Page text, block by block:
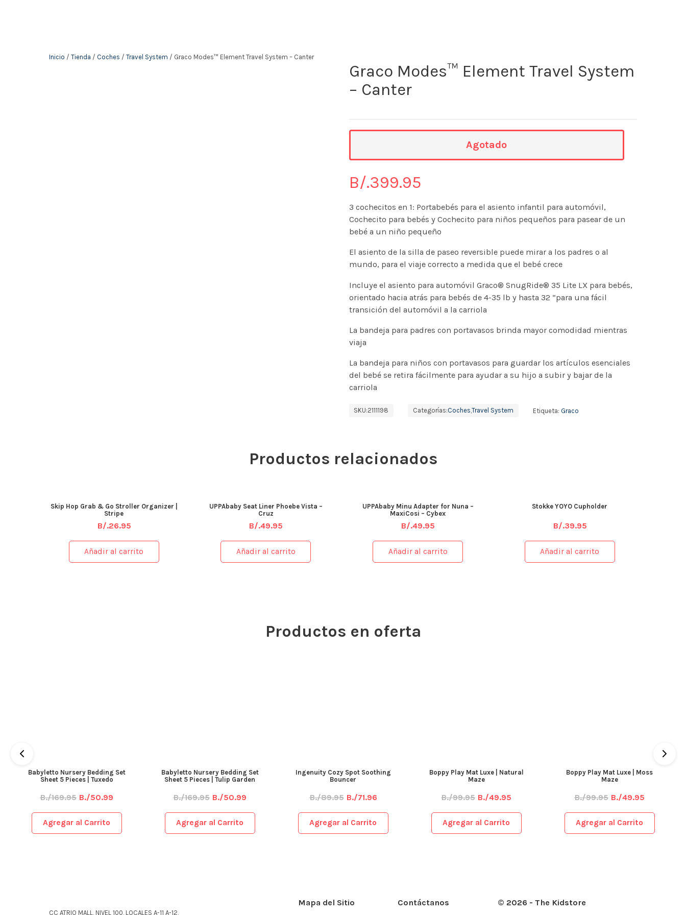
Inicio / Tienda / Coches / Travel System / Graco Modes™ Element Travel System – Canter
Graco Modes™ Element Travel System
– Canter
B/.399.95
3 cochecitos en 1: Portabebés para el asiento infantil para automóvil,
Cochecito para bebés y Cochecito para niños pequeños para pasear de un
bebé a un niño pequeño
El asiento de la silla de paseo reversible puede mirar a los padres o al
mundo, para el viaje correcto a medida que el bebé crece
Incluye el asiento para automóvil Graco® SnugRide® 35 Lite LX para bebés,
orientado hacia atrás para bebés de 4-35 lb y hasta 32 “para una fácil
transición del automóvil a la carriola
La bandeja para padres con portavasos brinda mayor comodidad mientras
viaja
La bandeja para niños con portavasos para guardar los artículos esenciales
del bebé se retira fácilmente para ayudar a su hijo a subir y bajar de la
carriola
Agotado
SKU:2111198 Categorías:Coches,Travel System Etiqueta: Graco
Productos relacionados
Skip Hop Grab & Go Stroller Organizer |
Stripe
B/.26.95
Añadir al carrito
UPPAbaby Seat Liner Phoebe Vista –
Cruz
B/.49.95
Añadir al carrito
UPPAbaby Minu Adapter for Nuna –
MaxiCosi – Cybex
B/.49.95
Añadir al carrito
Stokke YOYO Cupholder
B/.39.95
Añadir al carrito
Productos en oferta
Babyletto Nursery Bedding Set
Sheet 5 Pieces | Tuxedo
B./169.95 B./50.99
Agregar al Carrito
Babyletto Nursery Bedding Set
Sheet 5 Pieces | Tulip Garden
B./169.95 B./50.99
Agregar al Carrito
Ingenuity Cozy Spot Soothing
Bouncer
B./89.95 B./71.96
Agregar al Carrito
Boppy Play Mat Luxe | Natural
Maze
B./99.95 B./49.95
Agregar al Carrito
Boppy Play Mat Luxe | Moss
Maze
B./99.95 B./49.95
Agregar al Carrito
CC ATRIO MALL, NIVEL 100, LOCALES A-11 A-12,
Mapa del Sitio Contáctanos © 2026 - The Kidstore